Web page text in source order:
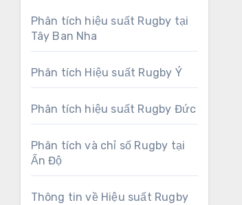
Phân tích hiệu suất Rugby tại
Tây Ban Nha
Phân tích Hiệu suất Rugby Ý
Phân tích hiệu suất Rugby Đức
Phân tích và chỉ số Rugby tại
Ấn Độ
Thông tin về Hiệu suất Rugby